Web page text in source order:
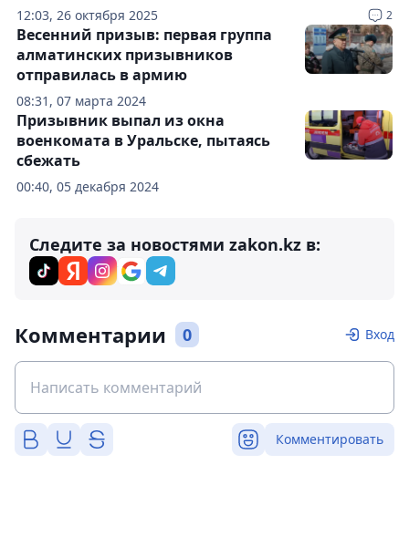
12:03, 26 октября 2025 2
08:31, 07 марта 2024
Весенний призыв: первая группа
алматинских призывников
отправилась в армию
00:40, 05 декабря 2024
Призывник выпал из окна
военкомата в Уральске, пытаясь
сбежать
Следите за новостями zakon.kz в:
Комментарии 0 Вход
Комментировать